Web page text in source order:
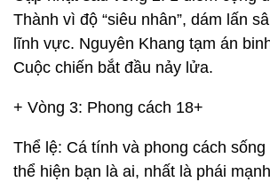
Thành vì độ “siêu nhân”, dám lấn
lĩnh vực. Nguyên Khang tạm án
Cuộc chiến bắt đầu nảy lửa.
+ Vòng 3: Phong cách 18+
Thể lệ: Cá tính và phong cách
thể hiện bạn là ai, nhất là phái